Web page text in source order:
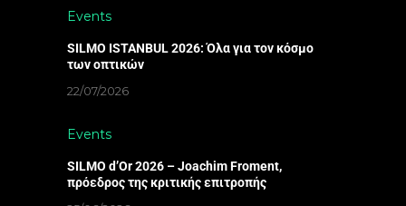
Events
SILMO ISTANBUL 2026: Όλα για τον κόσμο
των οπτικών
22/07/2026
Events
SILMO d’Or 2026 – Joachim Froment,
πρόεδρος της κριτικής επιτροπής